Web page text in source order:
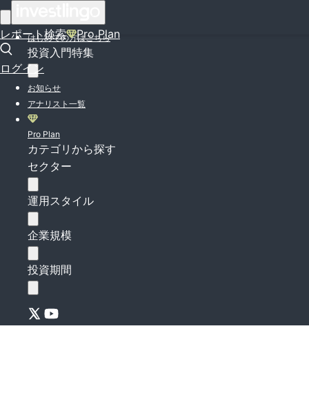
レポート検索 Pro Plan
ログイン
はじめての方はこちら
投資入門特集
お知らせ
アナリスト一覧
Pro Plan
カテゴリから探す
セクター
運用スタイル
企業規模
投資期間